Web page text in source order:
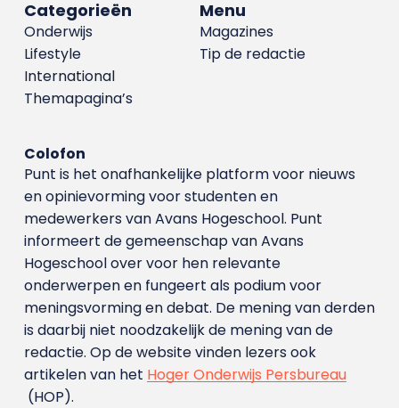
Menu
Magazines
Tip de redactie
Categorieën
Onderwijs
Lifestyle
International
Themapagina’s
Colofon
Punt is het onafhankelijke platform voor nieuws
en opinievorming voor studenten en
medewerkers van Avans Hoge­school. Punt
informeert de gemeenschap van Avans
Hogeschool over voor hen relevante
onderwerpen en fungeert als podium voor
meningsvorming en debat. De mening van derden
is daarbij niet noodzakelijk de mening van de
redactie. Op de website vinden lezers ook
artikelen van het Hoger Onderwijs Persbureau
(HOP).